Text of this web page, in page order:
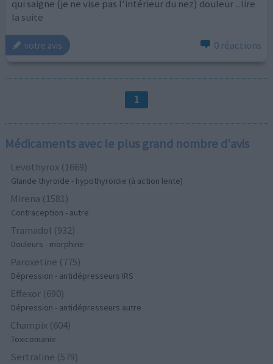
qui saigne (je ne vise pas l'intérieur du nez) douleur...lire
la suite
votre avis 0 réactions
1
Médicaments avec le plus grand nombre d'avis
Levothyrox (1669)
Glande thyroïde - hypothyroïdie (à action lente)
Mirena (1581)
Contraception - autre
Tramadol (932)
Douleurs - morphine
Paroxetine (775)
Dépression - antidépresseurs IRS
Effexor (690)
Dépression - antidépresseurs autre
Champix (604)
Toxicomanie
Sertraline (579)